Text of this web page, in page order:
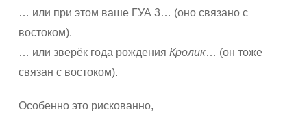
… или при этом ваше ГУА 3… (оно связано с
востоком).
… или зверёк года рождения Кролик… (он тоже
связан с востоком).
Особенно это рискованно,